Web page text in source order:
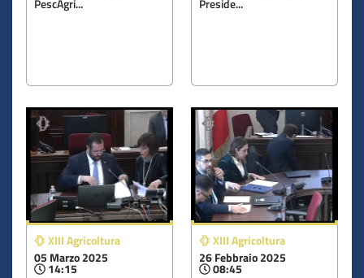
PescAgri...
Preside...
XIII Agricoltura
05 Marzo 2025
14:15
XIII Agricoltura
26 Febbraio 2025
08:45